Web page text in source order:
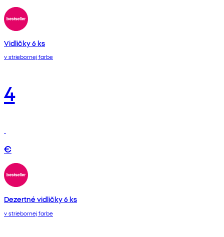
Vidličky 6 ks
v striebornej farbe
4
€
Dezertné vidličky 6 ks
v striebornej farbe